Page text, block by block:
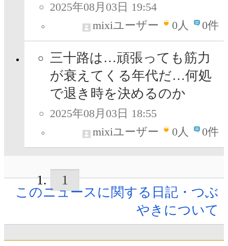
2025年08月03日 19:54
mixiユーザー
0人 0件
三十路は…頑張っても筋力
が衰えてくる年代だ…何処
で退き時を決めるのか
2025年08月03日 18:55
mixiユーザー
0人 0件
1
このニュースに関する日記・つぶ
やきについて